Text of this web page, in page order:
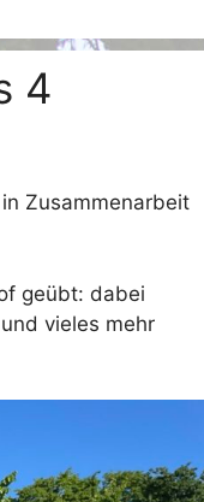
4
Zusammenarbeit
geübt: dabei
vieles mehr